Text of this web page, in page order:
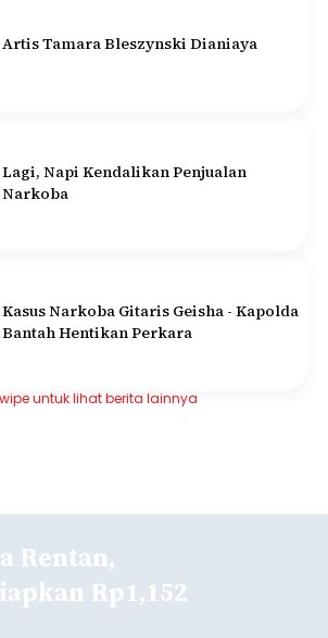
Artis Tamara Bleszynski Dianiaya
Lagi, Napi Kendalikan Penjualan
Narkoba
Kasus Narkoba Gitaris Geisha - Kapolda
Bantah Hentikan Perkara
untuk lihat berita lainnya
Rentan,
Rp1,152